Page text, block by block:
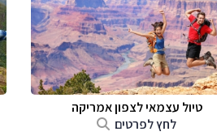
טיול עצמאי לצפון אמריקה
לחץ לפרטים